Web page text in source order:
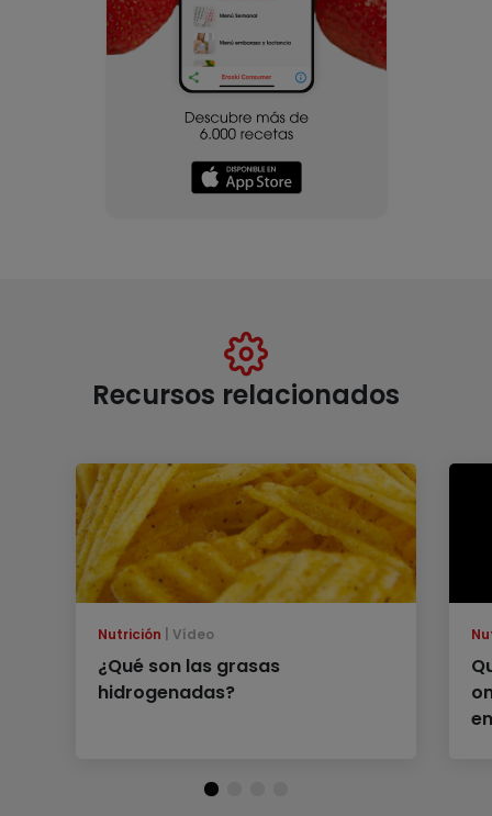
Recursos relacionados
Nutrición Vídeo
¿Qué son las grasas
hidrogenadas?